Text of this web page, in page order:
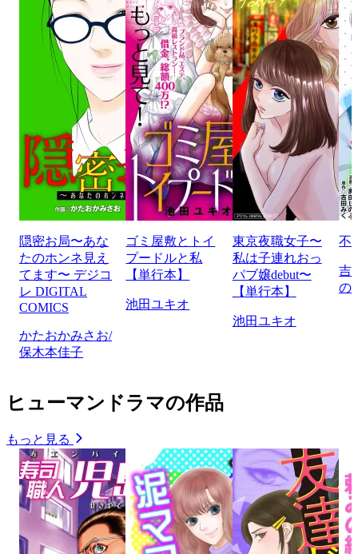
隠密お局〜あな
たのホンネ見え
てます〜 デジコ
レ DIGITAL
COMICS
かたおかみさお/
保木本佳子
ゴミ屋敷とトイ
プードルと私
【単行本】
池田ユキオ
東京夜職女子〜
私は子連れおっ
パブ嬢debut〜
【単行本】
池田ユキオ
不
吉
の
ヒューマンドラマの作品
もっと見る